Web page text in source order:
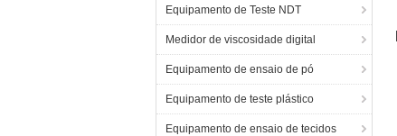
Equipamento de Teste NDT
Medidor de viscosidade digital
Equipamento de ensaio de pó
Equipamento de teste plástico
Equipamento de ensaio de tecidos